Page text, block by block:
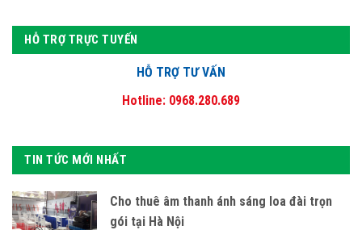
HỖ TRỢ TRỰC TUYẾN
HỖ TRỢ TƯ VẤN
Hotline: 0968.280.689
TIN TỨC MỚI NHẤT
Cho thuê âm thanh ánh sáng loa đài trọn
gói tại Hà Nội